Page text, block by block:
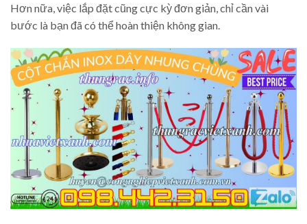
Hơn nữa, việc lắp đặt cũng cực kỳ đơn giản, chỉ cần vài
bước là bạn đã có thể hoàn thiện không gian.